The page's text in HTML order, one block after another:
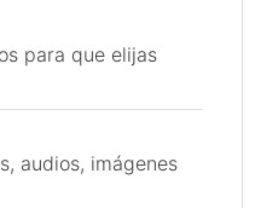
para que elijas
audios, imágenes